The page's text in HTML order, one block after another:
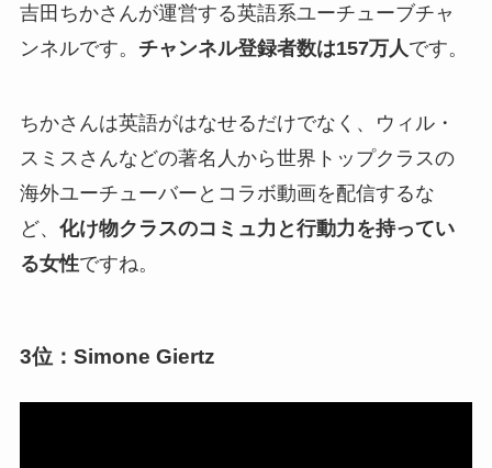
吉田ちかさんが運営する英語系ユーチューブチャ
ンネルです。 チャンネル登録者数は157万人 です。
ちかさんは英語がはなせるだけでなく、ウィル・
スミスさんなどの著名人から世界トップクラスの
海外ユーチューバーとコラボ動画を配信するな
ど、 化け物クラスのコミュ力と行動力を持ってい
る女性ですね。
3位：Simone Giertz